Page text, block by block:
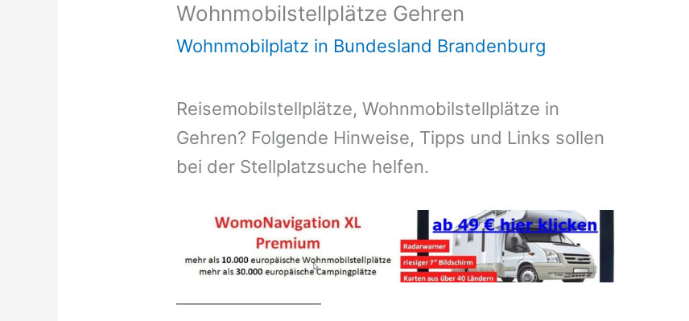
Wohnmobilstellplätze Gehren
Wohnmobilplatz in Bundesland Brandenburg
Reisemobilstellplätze, Wohnmobilstellplätze in
Gehren? Folgende Hinweise, Tipps und Links sollen
bei der Stellplatzsuche helfen.